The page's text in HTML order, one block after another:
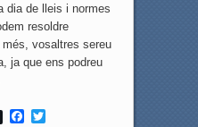
dia de lleis i normes
resoldre
vosaltres sereu
ja que ens podreu
F
T